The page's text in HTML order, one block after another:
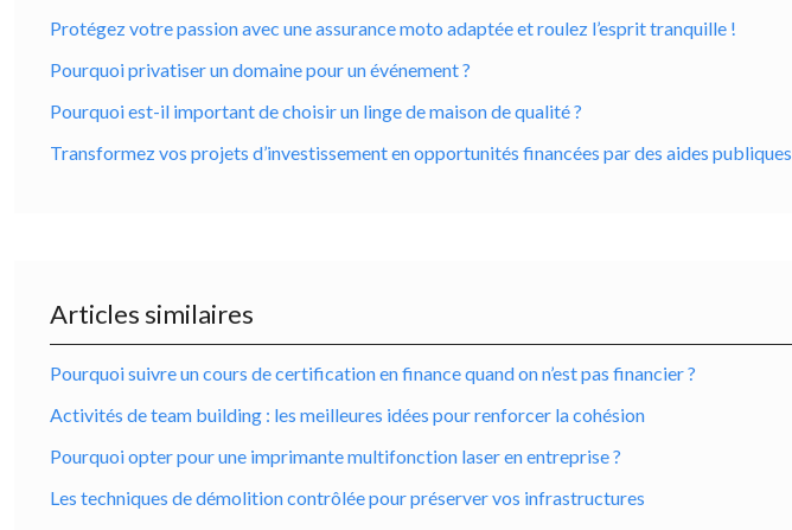
Protégez votre passion avec une assurance moto adaptée et roulez l’esprit tranquille !
Pourquoi privatiser un domaine pour un événement ?
Pourquoi est-il important de choisir un linge de maison de qualité ?
Transformez vos projets d’investissement en opportunités financées par des aides publiques
Articles similaires
Pourquoi suivre un cours de certification en finance quand on n’est pas financier ?
Activités de team building : les meilleures idées pour renforcer la cohésion
Pourquoi opter pour une imprimante multifonction laser en entreprise ?
Les techniques de démolition contrôlée pour préserver vos infrastructures